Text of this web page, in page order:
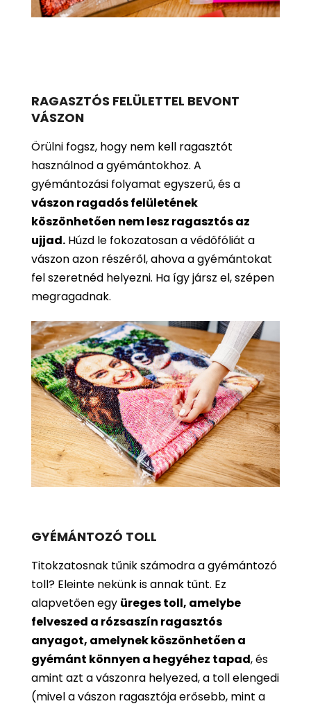
RAGASZTÓS FELÜLETTEL BEVONT
VÁSZON
Örülni fogsz, hogy nem kell ragasztót
használnod a gyémántokhoz. A
gyémántozási folyamat egyszerű, és a
vászon ragadós felületének
köszönhetően nem lesz ragasztós az
ujjad. Húzd le fokozatosan a védőfóliát a
vászon azon részéről, ahova a gyémántokat
fel szeretnéd helyezni. Ha így jársz el, szépen
megragadnak.
GYÉMÁNTOZÓ TOLL
Titokzatosnak tűnik számodra a gyémántozó
toll? Eleinte nekünk is annak tűnt. Ez
alapvetően egy üreges toll, amelybe
felveszed a rózsaszín ragasztós
anyagot, amelynek köszönhetően a
gyémánt könnyen a hegyéhez tapad, és
amint azt a vászonra helyezed, a toll elengedi
(mivel a vászon ragasztója erősebb, mint a